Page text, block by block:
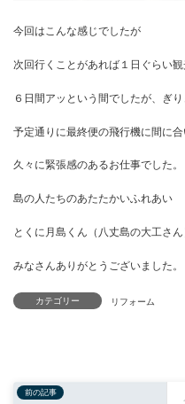
毎日こんなリゾートようなと
カテゴリー